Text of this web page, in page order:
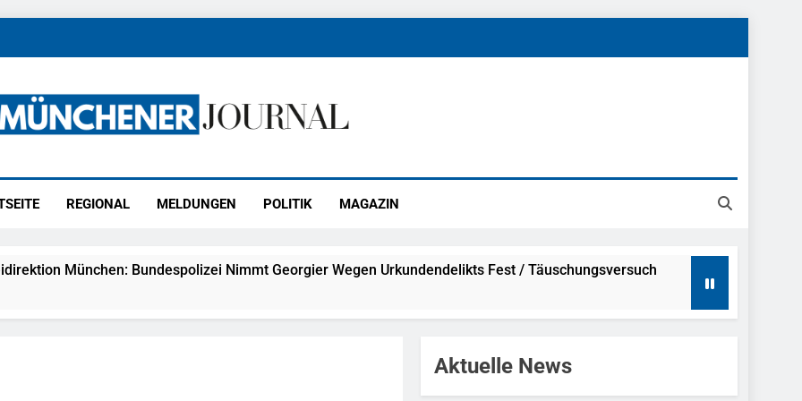
REGIONAL MELDUNGEN POLITIK MAGAZIN
München: Bundespolizei Nimmt Georgier Wegen Urkundendelikts Fest / Täuschungsversuch
München: Notruf Per Knopfdruck / Schnelle Festnahme Nach Sexueller Belästigung
Aktuelle News